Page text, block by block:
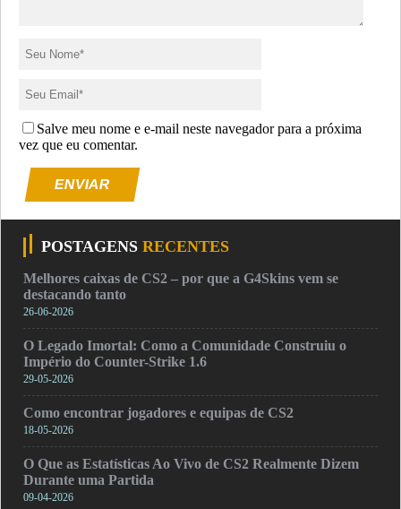
Salve meu nome e e-mail neste navegador para a próxima
vez que eu comentar.
ENVIAR
POSTAGENS RECENTES
Melhores caixas de CS2 – por que a G4Skins vem se
destacando tanto
26-06-2026
O Legado Imortal: Como a Comunidade Construiu o
Império do Counter-Strike 1.6
29-05-2026
Como encontrar jogadores e equipas de CS2
18-05-2026
O Que as Estatísticas Ao Vivo de CS2 Realmente Dizem
Durante uma Partida
09-04-2026